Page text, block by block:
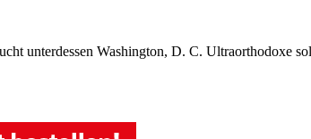
unterdessen Washington, D. C. Ultraorthodoxe